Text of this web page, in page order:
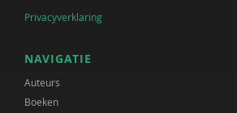
Privacyverklaring
NAVIGATIE
Auteurs
Boeken